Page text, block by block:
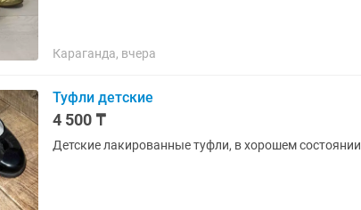
Караганда, вчера
Туфли детские
4 500 ₸
Детские лакированные туфли, в хорошем состоянии